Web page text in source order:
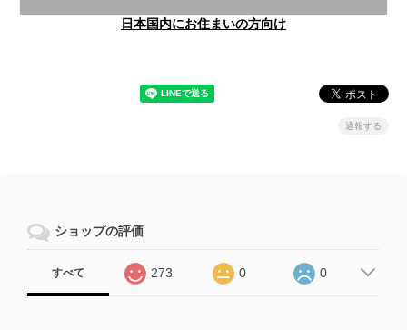
日本国内にお住まいの方向け
通報する
ショップの評価
すべて 273 0 0